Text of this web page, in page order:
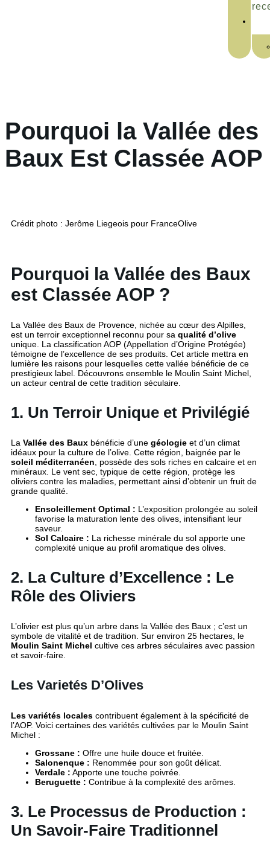
Pourquoi la Vallée des
Baux Est Classée AOP
Crédit photo : Jerôme Liegeois pour FranceOlive
Pourquoi la Vallée des Baux
est Classée AOP ?
La Vallée des Baux de Provence, nichée au cœur des Alpilles,
est un terroir exceptionnel reconnu pour sa qualité d’olive
unique. La classification AOP (Appellation d’Origine Protégée)
témoigne de l’excellence de ses produits. Cet article mettra en
lumière les raisons pour lesquelles cette vallée bénéficie de ce
prestigieux label. Découvrons ensemble le Moulin Saint Michel,
un acteur central de cette tradition séculaire.
1. Un Terroir Unique et Privilégié
La Vallée des Baux bénéficie d’une géologie et d’un climat
idéaux pour la culture de l’olive. Cette région, baignée par le
soleil méditerranéen , possède des sols riches en calcaire et en
minéraux. Le vent sec, typique de cette région, protège les
oliviers contre les maladies, permettant ainsi d’obtenir un fruit de
grande qualité.
Ensoleillement Optimal : L’exposition prolongée au soleil
favorise la maturation lente des olives, intensifiant leur
saveur.
Sol Calcaire : La richesse minérale du sol apporte une
complexité unique au profil aromatique des olives.
2. La Culture d’Excellence : Le
Rôle des Oliviers
L’olivier est plus qu’un arbre dans la Vallée des Baux ; c’est un
symbole de vitalité et de tradition. Sur environ 25 hectares, le
Moulin Saint Michel cultive ces arbres séculaires avec passion
et savoir-faire.
Les Varietés D’Olives
Les variétés locales contribuent également à la spécificité de
l’AOP. Voici certaines des variétés cultivées par le Moulin Saint
Michel :
Grossane : Offre une huile douce et fruitée.
Salonenque : Renommée pour son goût délicat.
Verdale : Apporte une touche poivrée.
Beruguette : Contribue à la complexité des arômes.
3. Le Processus de Production :
Un Savoir-Faire Traditionnel